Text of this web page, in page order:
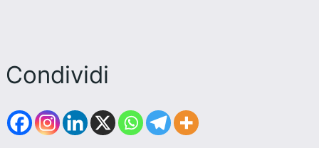
Condividi